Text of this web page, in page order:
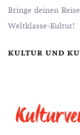
Bringe deinen
Weltklasse-Kultur!
KULTUR UND